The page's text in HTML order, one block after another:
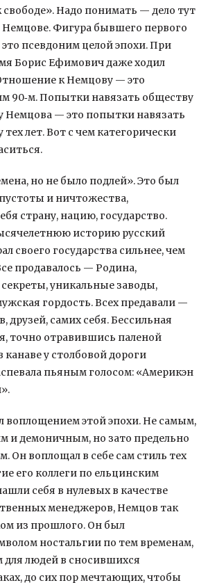
Надо понимать — дело тут
Немцове. Фигура бывшего первого
псевдоним целой эпохи. При
Борис Ефимович даже ходил
к Немцову — это
90‑м. Попытки навязать обществу
Немцова — это попытки навязать
тех лет. Вот с чем категорически
но не было подлей». Это был
и ничтожества,
страну, нацию, государство.
историю русский
своего государства сильнее, чем
продавалось — Родина,
уникальные заводы,
гордость. Всех предавали —
друзей, самих себя. Бессильная
точно отравившись паленой
канаве у столбовой дороги
пьяным голосом: «Америкэн
воплощением этой эпохи. Не самым,
и демоничным, но зато предельно
Он воплощал в себе сам стиль тех
его коллеги по ельцинским
себя в нулевых в качестве
менеджеров, Немцов так
из прошлого. Он был
ностальгии по тем временам,
для людей в сносившихся
до сих пор мечтающих, чтобы